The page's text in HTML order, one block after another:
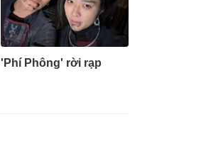
'Phí Phông' rời rạp